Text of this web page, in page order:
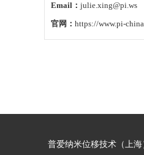
Email： julie.xing@pi.ws
官网： https://www.pi-
普爱纳米位移技术（上